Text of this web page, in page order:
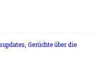
Gerüchte über die